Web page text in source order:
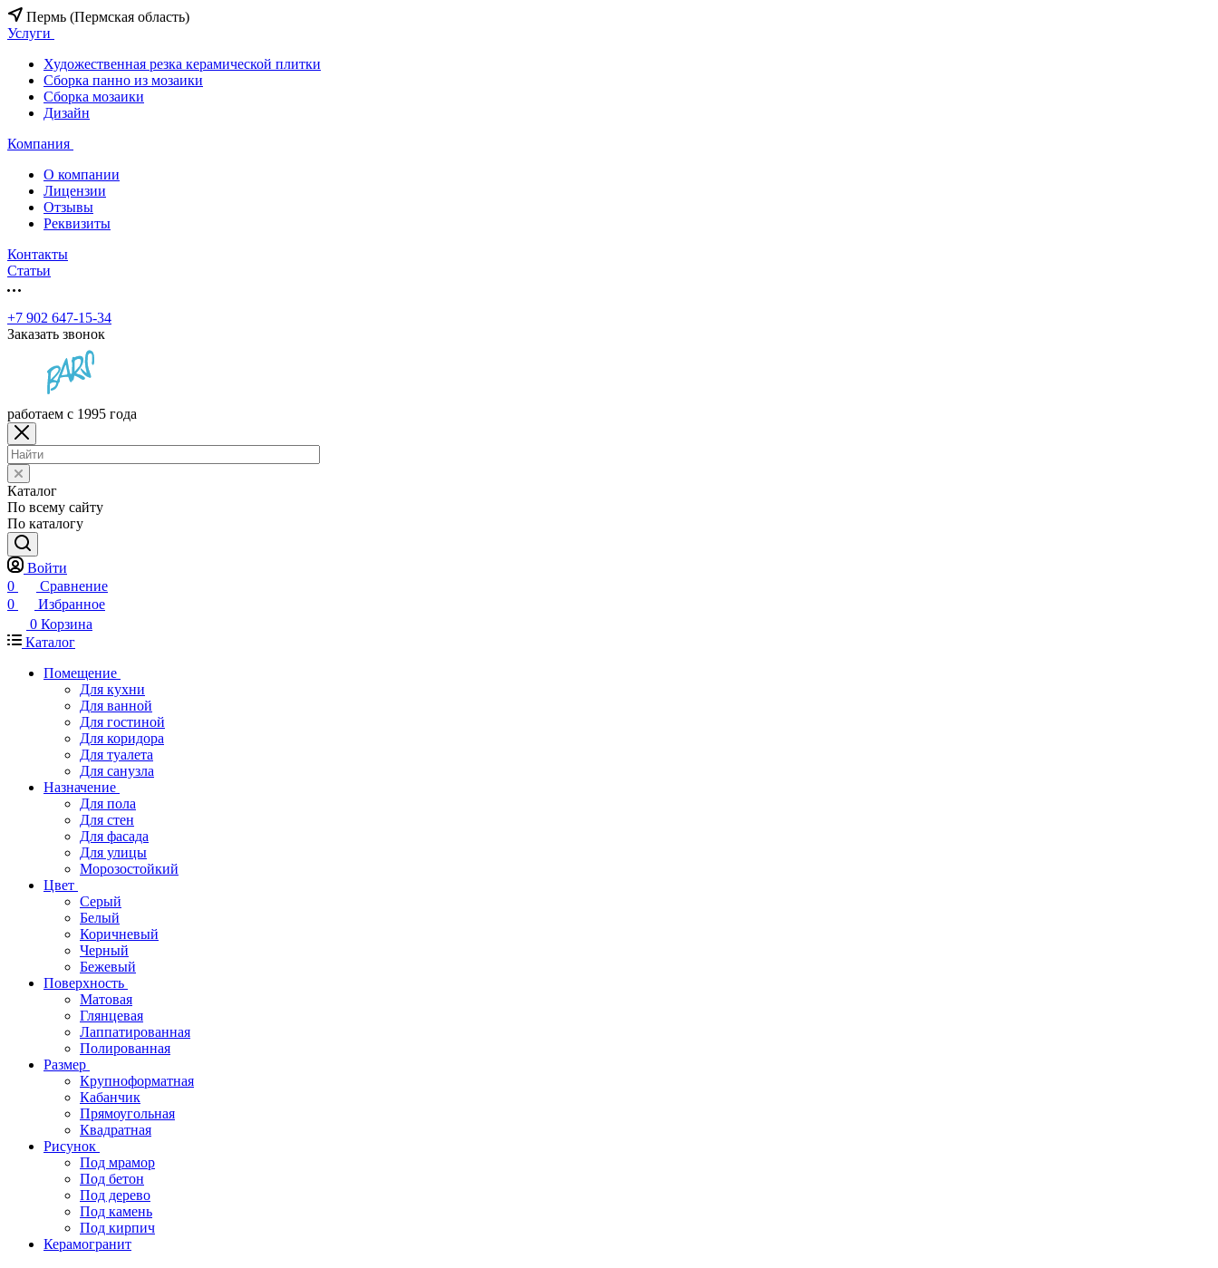
Пермь (Пермская область)
Услуги
Художественная резка керамической плитки
Сборка панно из мозаики
Сборка мозаики
Дизайн
Компания
О компании
Лицензии
Отзывы
Реквизиты
Контакты
Статьи
+7 902 647-15-34
Заказать звонок
работаем с 1995 года
Каталог
По всему сайту
По каталогу
Войти
0
Сравнение
0
Избранное
0 Корзина
Каталог
Помещение
Для кухни
Для ванной
Для гостиной
Для коридора
Для туалета
Для санузла
Назначение
Для пола
Для стен
Для фасада
Для улицы
Морозостойкий
Цвет
Серый
Белый
Коричневый
Черный
Бежевый
Поверхность
Матовая
Глянцевая
Лаппатированная
Полированная
Размер
Крупноформатная
Кабанчик
Прямоугольная
Квадратная
Рисунок
Под мрамор
Под бетон
Под дерево
Под камень
Под кирпич
Керамогранит